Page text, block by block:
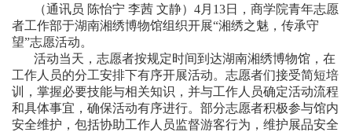
（通讯员 陈怡宁 李茜 文静）4月13日，商学院青年志愿
者工作部于湖南湘绣博物馆组织开展“湘绣之魅，传承守
望”志愿活动。
活动当天，志愿者按规定时间到达湖南湘绣博物馆，在
工作人员的分工安排下有序开展活动。志愿者们接受简短培
训，掌握必要技能与相关知识，并与工作人员确定活动流程
和具体事宜，确保活动有序进行。部分志愿者积极参与馆内
安全维护，包括协助工作人员监督游客行为，维护展品安全